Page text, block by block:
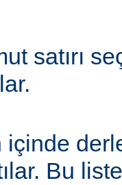
satırı
içinde
Bu